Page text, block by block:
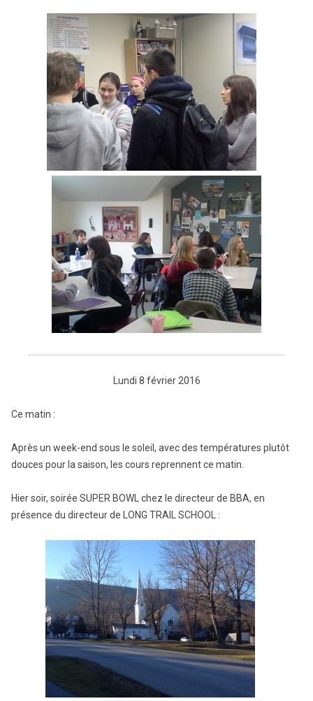
Lundi 8 février 2016
Ce matin :
Après un week-end sous le soleil, avec des températures plutôt
douces pour la saison, les cours reprennent ce matin.
Hier soir, soirée SUPER BOWL chez le directeur de BBA, en
présence du directeur de LONG TRAIL SCHOOL :